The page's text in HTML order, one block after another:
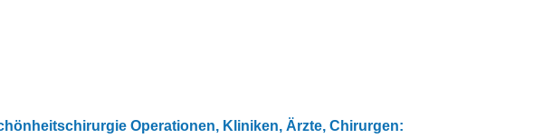
Operationen, Kliniken, Ärzte, Chirurgen: